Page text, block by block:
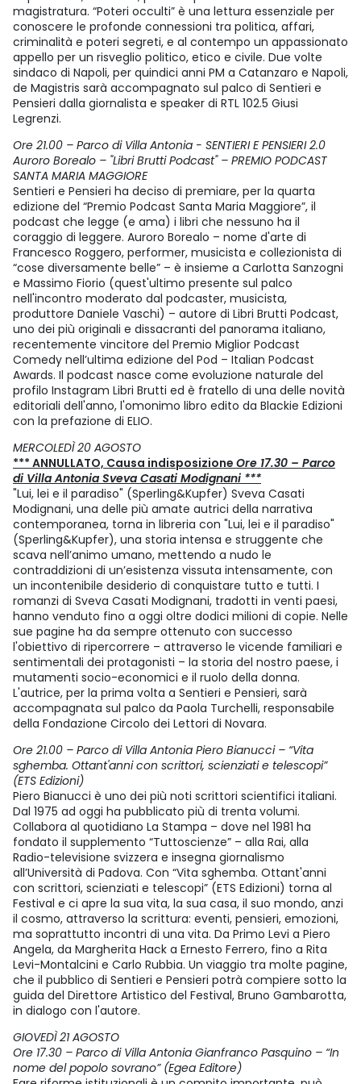
magistratura. “Poteri occulti” è una lettura essenziale per
conoscere le profonde connessioni tra politica, affari,
criminalità e poteri segreti, e al contempo un appassionato
appello per un risveglio politico, etico e civile. Due volte
sindaco di Napoli, per quindici anni PM a Catanzaro e Napoli,
de Magistris sarà accompagnato sul palco di Sentieri e
Pensieri dalla giornalista e speaker di RTL 102.5 Giusi
Legrenzi.
Ore 21.00 – Parco di Villa Antonia - SENTIERI E PENSIERI 2.0
Auroro Borealo – "Libri Brutti Podcast" – PREMIO PODCAST
SANTA MARIA MAGGIORE
Sentieri e Pensieri ha deciso di premiare, per la quarta
edizione del “Premio Podcast Santa Maria Maggiore”, il
podcast che legge (e ama) i libri che nessuno ha il
coraggio di leggere. Auroro Borealo – nome d'arte di
Francesco Roggero, performer, musicista e collezionista di
“cose diversamente belle” – è insieme a Carlotta Sanzogni
e Massimo Fiorio (quest'ultimo presente sul palco
nell'incontro moderato dal podcaster, musicista,
produttore Daniele Vaschi) – autore di Libri Brutti Podcast,
uno dei più originali e dissacranti del panorama italiano,
recentemente vincitore del Premio Miglior Podcast
Comedy nell’ultima edizione del Pod – Italian Podcast
Awards. Il podcast nasce come evoluzione naturale del
profilo Instagram Libri Brutti ed è fratello di una delle novità
editoriali dell'anno, l'omonimo libro edito da Blackie Edizioni
con la prefazione di ELIO.
MERCOLEDÌ 20 AGOSTO
*** ANNULLATO, Causa indisposizione Ore 17.30 – Parco
di Villa Antonia Sveva Casati Modignani ***
"Lui, lei e il paradiso" (Sperling&Kupfer) Sveva Casati
Modignani, una delle più amate autrici della narrativa
contemporanea, torna in libreria con "Lui, lei e il paradiso"
(Sperling&Kupfer), una storia intensa e struggente che
scava nell’animo umano, mettendo a nudo le
contraddizioni di un’esistenza vissuta intensamente, con
un incontenibile desiderio di conquistare tutto e tutti. I
romanzi di Sveva Casati Modignani, tradotti in venti paesi,
hanno venduto fino a oggi oltre dodici milioni di copie. Nelle
sue pagine ha da sempre ottenuto con successo
l'obiettivo di ripercorrere – attraverso le vicende familiari e
sentimentali dei protagonisti – la storia del nostro paese, i
mutamenti socio-economici e il ruolo della donna.
L'autrice, per la prima volta a Sentieri e Pensieri, sarà
accompagnata sul palco da Paola Turchelli, responsabile
della Fondazione Circolo dei Lettori di Novara.
Ore 21.00 – Parco di Villa Antonia Piero Bianucci – “Vita
sghemba. Ottant'anni con scrittori, scienziati e telescopi”
(ETS Edizioni)
Piero Bianucci è uno dei più noti scrittori scientifici italiani.
Dal 1975 ad oggi ha pubblicato più di trenta volumi.
Collabora al quotidiano La Stampa – dove nel 1981 ha
fondato il supplemento “Tuttoscienze” – alla Rai, alla
Radio-televisione svizzera e insegna giornalismo
all’Università di Padova. Con “Vita sghemba. Ottant'anni
con scrittori, scienziati e telescopi” (ETS Edizioni) torna al
Festival e ci apre la sua vita, la sua casa, il suo mondo, anzi
il cosmo, attraverso la scrittura: eventi, pensieri, emozioni,
ma soprattutto incontri di una vita. Da Primo Levi a Piero
Angela, da Margherita Hack a Ernesto Ferrero, fino a Rita
Levi-Montalcini e Carlo Rubbia. Un viaggio tra molte pagine,
che il pubblico di Sentieri e Pensieri potrà compiere sotto la
guida del Direttore Artistico del Festival, Bruno Gambarotta,
in dialogo con l'autore.
GIOVEDÌ 21 AGOSTO
Ore 17.30 – Parco di Villa Antonia Gianfranco Pasquino – “In
nome del popolo sovrano” (Egea Editore)